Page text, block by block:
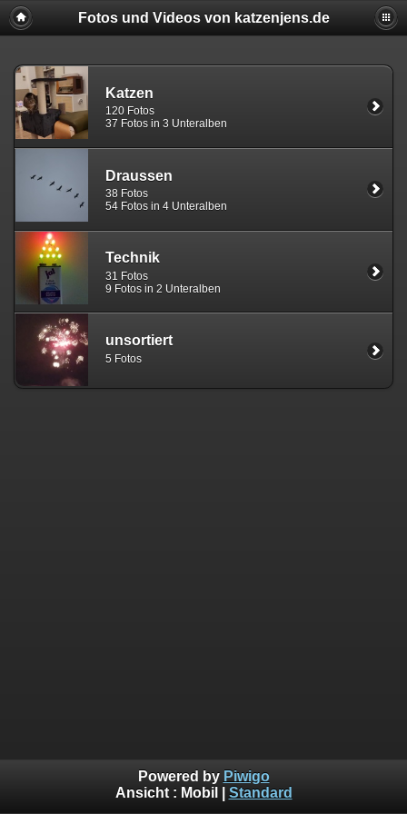
Fotos und Videos von katzenjens.de
Katzen
120 Fotos
37 Fotos in 3 Unteralben
Draussen
38 Fotos
54 Fotos in 4 Unteralben
Technik
31 Fotos
9 Fotos in 2 Unteralben
unsortiert
5 Fotos
Powered by Piwigo
Ansicht : Mobil Standard